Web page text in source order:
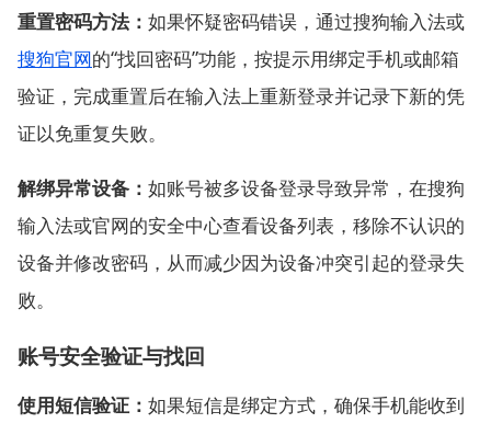
重置密码方法： 如果怀疑密码错误，通过搜狗输入法或
搜狗官网的“找回密码”功能，按提示用绑定手机或邮箱
验证，完成重置后在输入法上重新登录并记录下新的凭
证以免重复失败。
解绑异常设备： 如账号被多设备登录导致异常，在搜狗
输入法或官网的安全中心查看设备列表，移除不认识的
设备并修改密码，从而减少因为设备冲突引起的登录失
败。
账号安全验证与找回
使用短信验证： 如果短信是绑定方式，确保手机能收到